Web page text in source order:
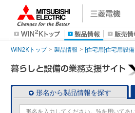
WIN2Kトップ 製品情報 [住宅用]住宅用設備
形名から製品情報を探す